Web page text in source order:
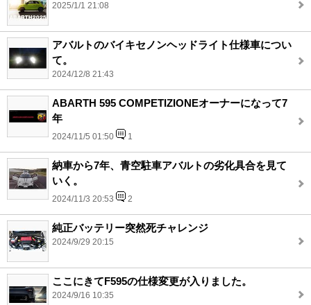
2025/1/1 21:08
アバルトのバイキセノンヘッドライト仕様車につい
て。
2024/12/8 21:43
ABARTH 595 COMPETIZIONEオーナーになって7
年
2024/11/5 01:50 1
納車から7年、青空駐車アバルトの劣化具合を見て
いく。
2024/11/3 20:53 2
純正バッテリー突然死チャレンジ
2024/9/29 20:15
ここにきてF595の仕様変更が入りました。
2024/9/16 10:35